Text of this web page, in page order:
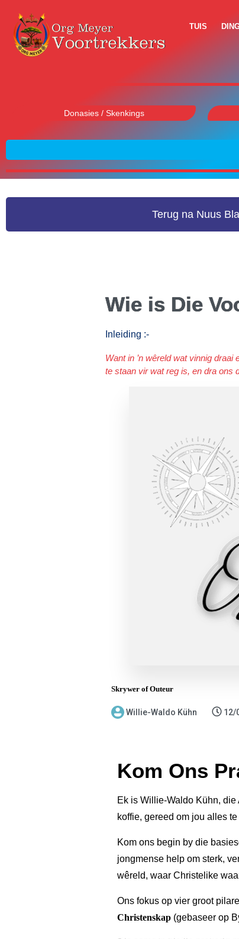
TUIS
Donasies / Skenkings
Terug na Nuus
Wie is Die
Inleiding :-
Want in ’n wêreld wat vinnig
te staan vir wat reg is, en dra ons
Skrywer of Outeur
Willie-Waldo Kühn 12/
Kom Ons
Ek is Willie-Waldo Kühn,
koffie, gereed om jou alles te
Kom ons begin by die
jongmense help om sterk,
wêreld, waar Christelike
Ons fokus op vier groot
Christenskap (gebaseer op